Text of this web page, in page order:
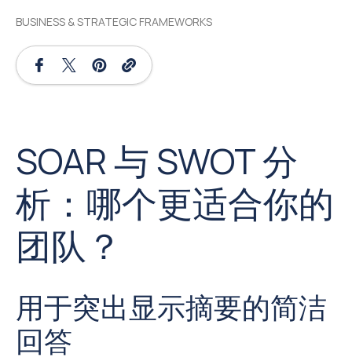
BUSINESS & STRATEGIC FRAMEWORKS
SOAR 与 SWOT 分
析：哪个更适合你的
团队？
用于突出显示摘要的简洁
回答